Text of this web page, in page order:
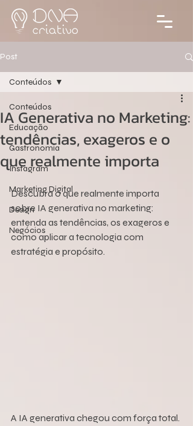
Post
Conteúdos
Educação
Gastronomia
Instagram
Marketing Digital
Design
Negócios
Conteúdos
IA Generativa no Marketing:
tendências, exageros e o
que realmente importa
Descubra o que realmente importa
sobre IA generativa no marketing:
entenda as tendências, os exageros e
como aplicar a tecnologia com
estratégia e propósito.
A IA generativa chegou com força total.